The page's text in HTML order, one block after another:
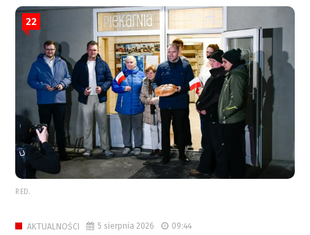
22
RED.
AKTUALNOŚCI 5 sierpnia 2026 09:44